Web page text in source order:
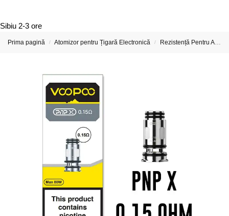
Sibiu 2-3 ore
Prima pagină / Atomizor pentru Țigară Electronică / Rezistență Pentru Atomizor De Țigară Electronică